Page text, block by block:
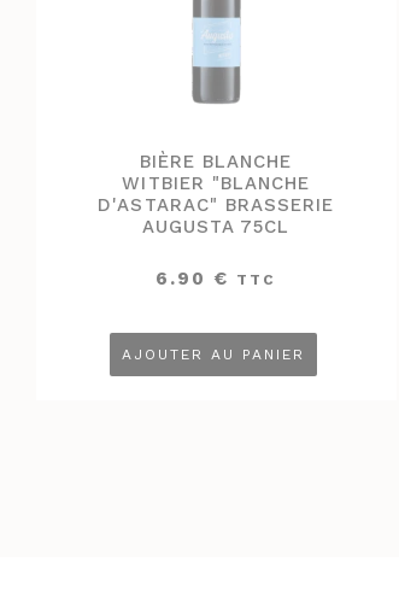
BIÈRE BLANCHE
WITBIER "BLANCHE
D'ASTARAC" BRASSERIE
AUGUSTA 75CL
6.90 € TTC
AJOUTER AU PANIER